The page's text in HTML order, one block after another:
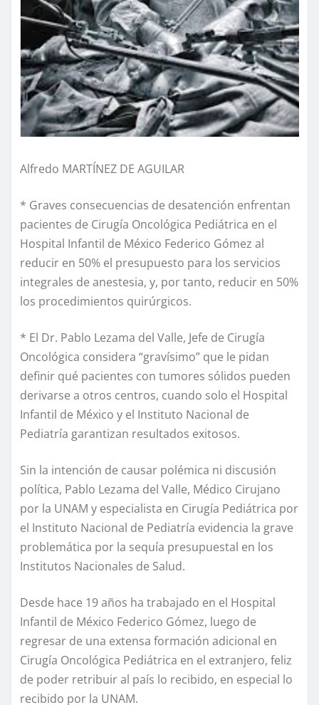
Alfredo MARTÍNEZ DE AGUILAR
* Graves consecuencias de desatención enfrentan
pacientes de Cirugía Oncológica Pediátrica en el
Hospital Infantil de México Federico Gómez al
reducir en 50% el presupuesto para los servicios
integrales de anestesia, y, por tanto, reducir en 50%
los procedimientos quirúrgicos.
* El Dr. Pablo Lezama del Valle, Jefe de Cirugía
Oncológica considera “gravísimo” que le pidan
definir qué pacientes con tumores sólidos pueden
derivarse a otros centros, cuando solo el Hospital
Infantil de México y el Instituto Nacional de
Pediatría garantizan resultados exitosos.
Sin la intención de causar polémica ni discusión
política, Pablo Lezama del Valle, Médico Cirujano
por la UNAM y especialista en Cirugía Pediátrica por
el Instituto Nacional de Pediatría evidencia la grave
problemática por la sequía presupuestal en los
Institutos Nacionales de Salud.
Desde hace 19 años ha trabajado en el Hospital
Infantil de México Federico Gómez, luego de
regresar de una extensa formación adicional en
Cirugía Oncológica Pediátrica en el extranjero, feliz
de poder retribuir al país lo recibido, en especial lo
recibido por la UNAM.